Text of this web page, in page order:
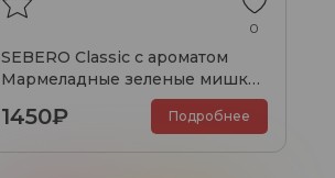
0
SEBERO Classic с ароматом
Мармеладные зеленые мишки,
1450₽ Подробнее